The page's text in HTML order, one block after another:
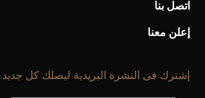
اتصل بنا
إعلن معنا
إشترك فى النشرة البريدية ليصلك كل جديد